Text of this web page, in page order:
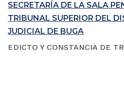
SECRETARÍA DE LA SALA
TRIBUNAL SUPERIOR DEL
JUDICIAL DE BUGA
EDICTO Y CONSTANCIA DE